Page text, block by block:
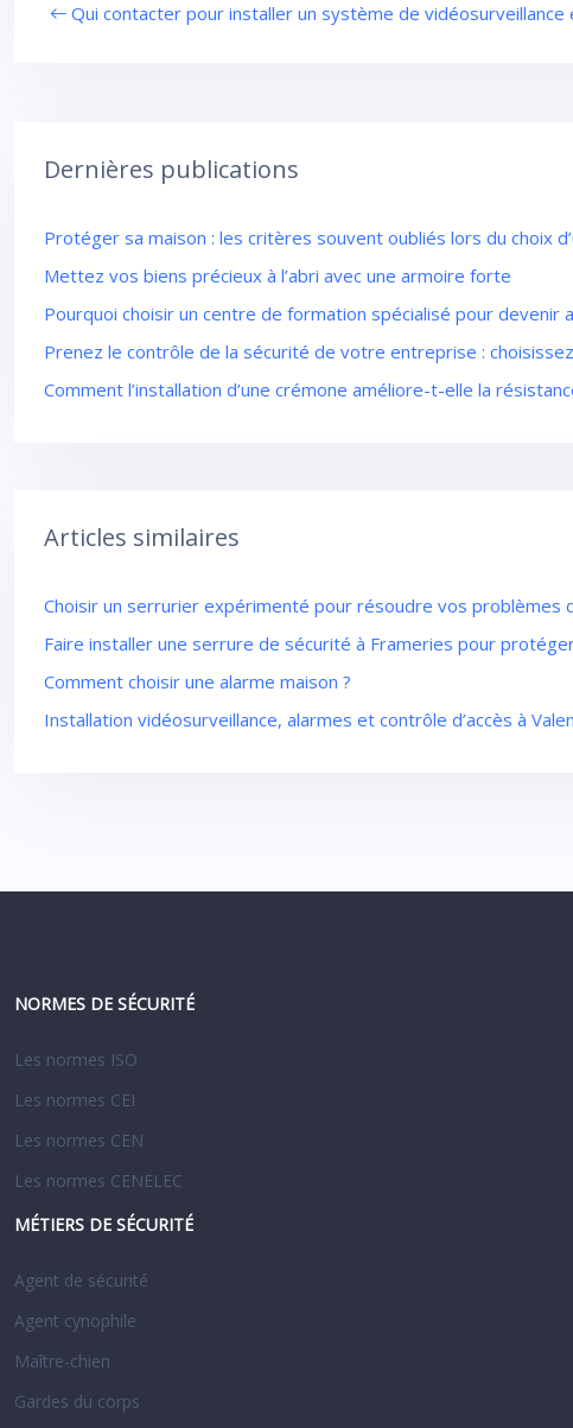
Qui contacter pour installer un système de vidéosurveillance
Dernières publications
Protéger sa maison : les critères souvent oubliés lors du choix
Mettez vos biens précieux à l’abri avec une armoire forte
Pourquoi choisir un centre de formation spécialisé pour devenir
Prenez le contrôle de la sécurité de votre entreprise :
Comment l’installation d’une crémone améliore-t-elle la
Articles similaires
Choisir un serrurier expérimenté pour résoudre vos problèmes
Faire installer une serrure de sécurité à Frameries pour
Comment choisir une alarme maison ?
Installation vidéosurveillance, alarmes et contrôle d’accès à
NORMES DE SÉCURITÉ
Les normes ISO
Les normes CEI
Les normes CEN
Les normes CENELEC
MÉTIERS DE SÉCURITÉ
Agent de sécurité
Agent cynophile
Maître-chien
Gardes du corps